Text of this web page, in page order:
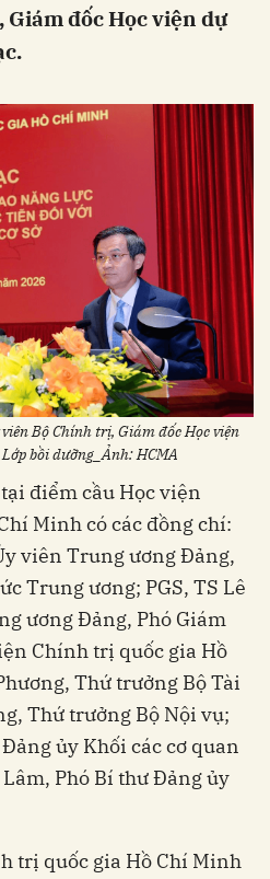
đốc Học viện dự
Bộ Chính trị, Giám đốc Học viện
bồi dưỡng_Ảnh: HCMA
điểm cầu Học viện
Minh có các đồng chí:
viên Trung ương Đảng,
Trung ương; PGS, TS Lê
ương Đảng, Phó Giám
Chính trị quốc gia Hồ
Thứ trưởng Bộ Tài
Thứ trưởng Bộ Nội vụ;
ủy Khối các cơ quan
Phó Bí thư Đảng ủy
trị quốc gia Hồ Chí Minh